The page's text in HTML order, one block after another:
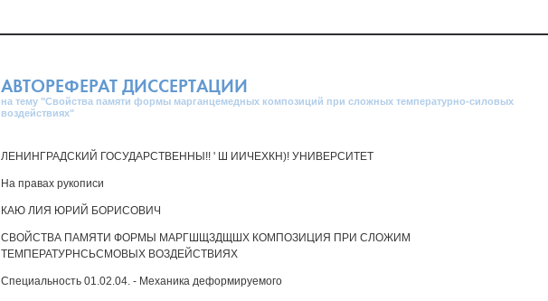
АВТОРЕФЕРАТ ДИССЕРТАЦИИ
на тему "Свойства памяти формы марганцемедных композиций при сложных температурно-силовых
воздействиях"
ЛЕНИНГРАДСКИЙ ГОСУДАРСТВЕННЫ!! ' Ш ИИЧЕХКН)! УНИВЕРСИТЕТ
На правах рукописи
КАЮ ЛИЯ ЮРИЙ БОРИСОВИЧ
СВОЙСТВА ПАМЯТИ ФОРМЫ МАРГШЩЗДЩШХ КОМПОЗИЦИЯ ПРИ СЛОЖИМ
ТЕМПЕРАТУРНСЬСМОВЫХ ВОЗДЕЙСТВИЯХ
Специальность 01.02.04. - Механика деформируемого